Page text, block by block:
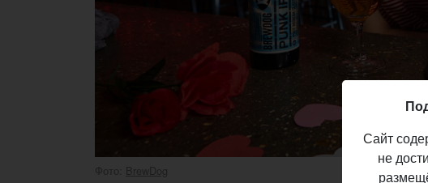
Фото: BrewDog
Сайт
не